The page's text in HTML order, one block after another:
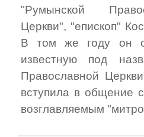
"Румынской
Церкви", "епископ"
В том же году он
известную под
Православной
вступила в общение
возглавляемым